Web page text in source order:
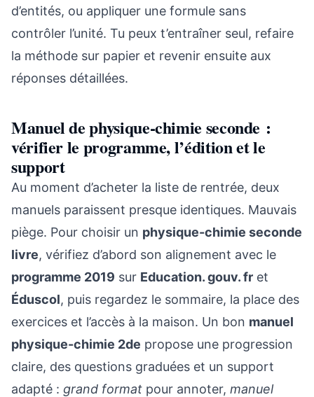
d’entités, ou appliquer une formule sans
contrôler l’unité. Tu peux t’entraîner seul, refaire
la méthode sur papier et revenir ensuite aux
réponses détaillées.
Manuel de physique-chimie seconde :
vérifier le programme, l’édition et le
support
Au moment d’acheter la liste de rentrée, deux
manuels paraissent presque identiques. Mauvais
piège. Pour choisir un physique-chimie seconde
livre, vérifiez d’abord son alignement avec le
programme 2019 sur Education. gouv. fr et
Éduscol, puis regardez le sommaire, la place des
exercices et l’accès à la maison. Un bon manuel
physique-chimie 2de propose une progression
claire, des questions graduées et un support
adapté : grand format pour annoter, manuel